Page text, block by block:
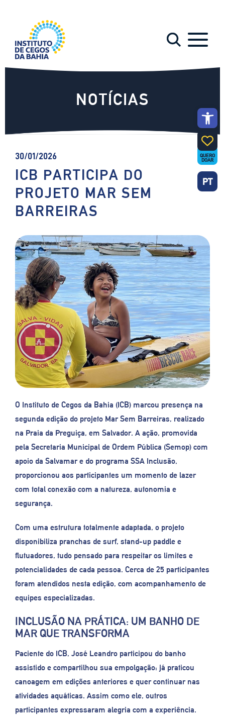
QUERO
DOAR
PT
NOTÍCIAS
30/01/2026
ICB PARTICIPA DO
PROJETO MAR SEM
BARREIRAS
O Instituto de Cegos da Bahia (ICB) marcou presença na
segunda edição do projeto Mar Sem Barreiras, realizado
na Praia da Preguiça, em Salvador. A ação, promovida
pela Secretaria Municipal de Ordem Pública (Semop) com
apoio da Salvamar e do programa SSA Inclusão,
proporcionou aos participantes um momento de lazer
com total conexão com a natureza, autonomia e
segurança.
Com uma estrutura totalmente adaptada, o projeto
disponibiliza pranchas de surf, stand-up paddle e
flutuadores, tudo pensado para respeitar os limites e
potencialidades de cada pessoa. Cerca de 25 participantes
foram atendidos nesta edição, com acompanhamento de
equipes especializadas.
INCLUSÃO NA PRÁTICA: UM BANHO DE
MAR QUE TRANSFORMA
Paciente do ICB, José Leandro participou do banho
assistido e compartilhou sua empolgação: já praticou
canoagem em edições anteriores e quer continuar nas
atividades aquáticas. Assim como ele, outros
participantes expressaram alegria com a experiência.
Abrir a